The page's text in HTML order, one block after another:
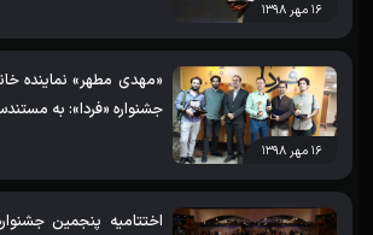
۱۶ مهر ۱۳۹۸
۱۶ مهر ۱۳۹۸
«مهدی مطهر» نماینده
جشنواره «فردا»: به
اختتامیه پنجمین